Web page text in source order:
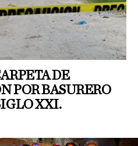
DE
POR BASURERO
XXI.